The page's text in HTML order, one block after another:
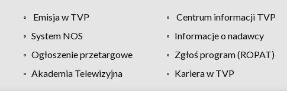
Emisja w TVP Centrum informacji TVP
System NOS Informacje o nadawcy
Ogłoszenie przetargowe Zgłoś program (ROPAT)
Akademia Telewizyjna Kariera w TVP